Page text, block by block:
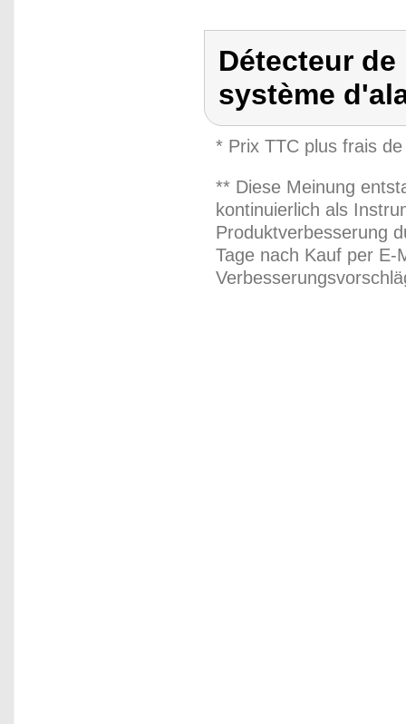
Détecteur
système
* Prix TTC plus frais
** Diese Meinung
kontinuierlich als
Produktverbesserung
Tage nach Kauf per E-